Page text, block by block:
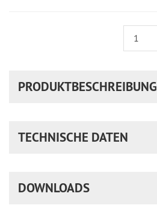
PRODUKTBESCHREIBUNG
TECHNISCHE DATEN
DOWNLOADS